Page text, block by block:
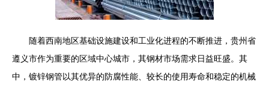
随着西南地区基础设施建设和工业化进程的不断推进，贵州省
遵义市作为重要的区域中心城市，其钢材市场需求日益旺盛。其
中，镀锌钢管以其优异的防腐性能、较长的使用寿命和稳定的机械